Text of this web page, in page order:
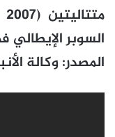
السوبر الإيطالي في 2001
المصدر: وكالة